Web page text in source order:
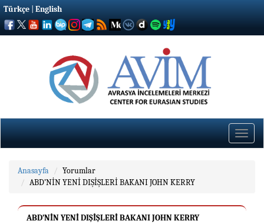
Türkçe English
Toggle
Anasayfa
Yorumlar
ABD’NİN YENİ DIŞİŞLERİ BAKANI JOHN KERRY
ABD’NİN YENİ DIŞİŞLERİ BAKANI JOHN KERRY